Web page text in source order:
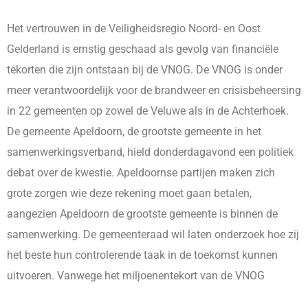
Het vertrouwen in de Veiligheidsregio Noord- en Oost
Gelderland is ernstig geschaad als gevolg van financiële
tekorten die zijn ontstaan bij de VNOG. De VNOG is onder
meer verantwoordelijk voor de brandweer en crisisbeheersing
in 22 gemeenten op zowel de Veluwe als in de Achterhoek.
De gemeente Apeldoorn, de grootste gemeente in het
samenwerkingsverband, hield donderdagavond een politiek
debat over de kwestie. Apeldoornse partijen maken zich
grote zorgen wie deze rekening moet gaan betalen,
aangezien Apeldoorn de grootste gemeente is binnen de
samenwerking. De gemeenteraad wil laten onderzoek hoe zij
het beste hun controlerende taak in de toekomst kunnen
uitvoeren. Vanwege het miljoenentekort van de VNOG